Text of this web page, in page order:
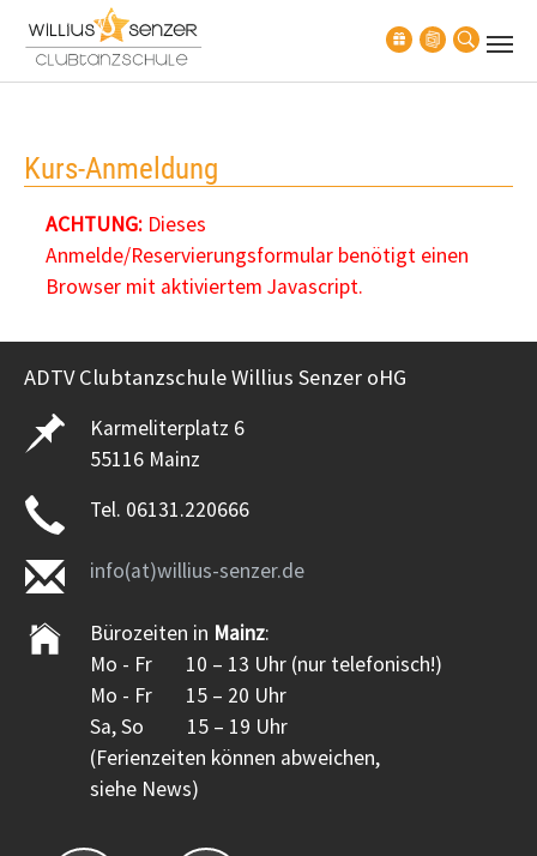
Zum Hauptinhalt springen
Kurs-Anmeldung
ACHTUNG:Dieses
Anmelde/Reservierungsformular benötigt einen
Browser mit aktiviertem Javascript.
ADTV Clubtanzschule Willius Senzer oHG
Karmeliterplatz 6
55116 Mainz
Tel. 06131.220666
info(at)willius-senzer.de
Bürozeiten in Mainz:
Mo - Fr 10 – 13 Uhr (nur telefonisch!)
Mo - Fr 15 – 20 Uhr
Sa, So 15 – 19 Uhr
(Ferienzeiten können abweichen,
siehe News)